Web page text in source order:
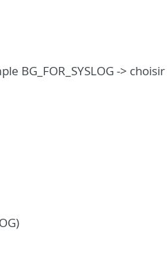
BG_FOR_SYSLOG -> choisir